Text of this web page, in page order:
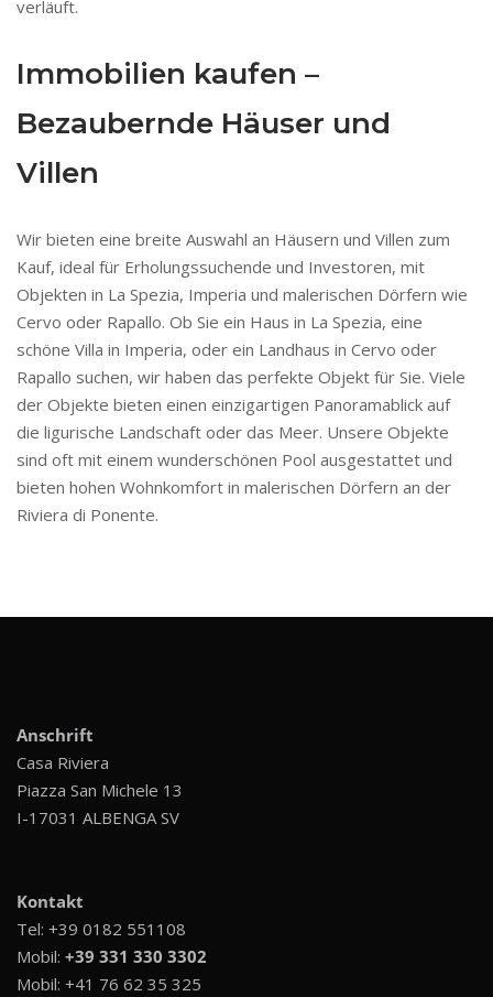
verläuft.
Immobilien kaufen –
Bezaubernde Häuser und
Villen
Wir bieten eine breite Auswahl an Häusern und Villen zum
Kauf, ideal für Erholungssuchende und Investoren, mit
Objekten in La Spezia, Imperia und malerischen Dörfern wie
Cervo oder Rapallo. Ob Sie ein Haus in La Spezia, eine
schöne Villa in Imperia, oder ein Landhaus in Cervo oder
Rapallo suchen, wir haben das perfekte Objekt für Sie. Viele
der Objekte bieten einen einzigartigen Panoramablick auf
die ligurische Landschaft oder das Meer. Unsere Objekte
sind oft mit einem wunderschönen Pool ausgestattet und
bieten hohen Wohnkomfort in malerischen Dörfern an der
Riviera di Ponente.
Anschrift
Casa Riviera
Piazza San Michele 13
I-17031 ALBENGA SV
Kontakt
Tel: +39 0182 551108
Mobil: +39 331 330 3302
Mobil: +41 76 62 35 325